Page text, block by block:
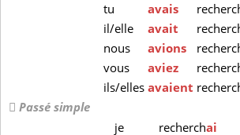
tu
avais
il/elle
avait
nous
avions
vous
aviez
ils/elles avaient
Passé simple
je
recherchai